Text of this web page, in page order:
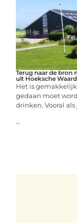
Terug naar de bron
uit Hoeksche Waard
Het is
gedaan moet
drinken. Vooral
...